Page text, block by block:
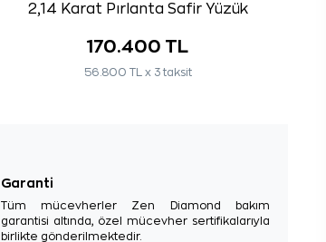
2,14 Karat Pırlanta Safir Yüzük
170.400 TL
56.800 TL x 3 taksit
Garanti
Tüm mücevherler Zen Diamond bakım
garantisi altında, özel mücevher sertifikalarıyla
birlikte gönderilmektedir.